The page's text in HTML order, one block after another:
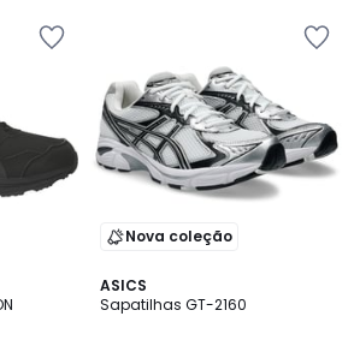
Nova coleção
ASICS
Sapatilhas GT-2160
4,9
/ 5